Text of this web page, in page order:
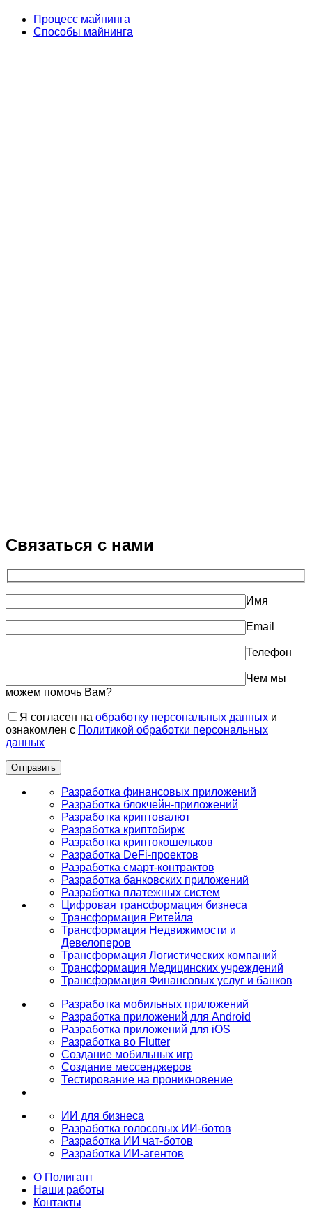
Процесс майнинга
Способы майнинга
Связаться с нами
Имя
Email
Телефон
Чем мы
можем помочь Вам?
Я согласен на обработку персональных данных и
ознакомлен с Политикой обработки персональных
данных
Разработка финансовых приложений
Разработка блокчейн-приложений
Разработка криптовалют
Разработка криптобирж
Разработка криптокошельков
Разработка DeFi-проектов
Разработка смарт-контрактов
Разработка банковских приложений
Разработка платежных систем
Цифровая трансформация бизнеса
Трансформация Ритейла
Трансформация Недвижимости и
Девелоперов
Трансформация Логистических компаний
Трансформация Медицинских учреждений
Трансформация Финансовых услуг и банков
Разработка мобильных приложений
Разработка приложений для Android
Разработка приложений для iOS
Разработка во Flutter
Создание мобильных игр
Создание мессенджеров
Тестирование на проникновение
ИИ для бизнеса
Разработка голосовых ИИ-ботов
Разработка ИИ чат-ботов
Разработка ИИ-агентов
О Полигант
Наши работы
Контакты